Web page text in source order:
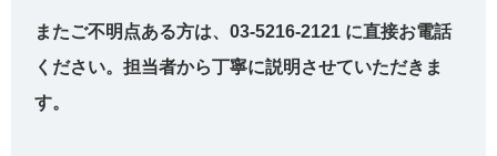
またご不明点ある方は、03-5216-2121 に直接お電話
ください。担当者から丁寧に説明させていただきま
す。